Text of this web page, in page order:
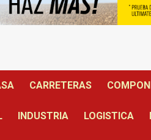
CARRETERAS
INDUSTRIA LOGISTICA